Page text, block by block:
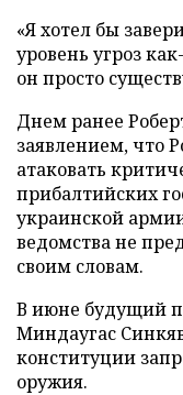
«Я хотел бы
уровень угроз
он просто
Днем ранее
заявлением, что
атаковать
прибалтийских
украинской
ведомства не
своим словам.
В июне будущий
Миндаугас
конституции
оружия.